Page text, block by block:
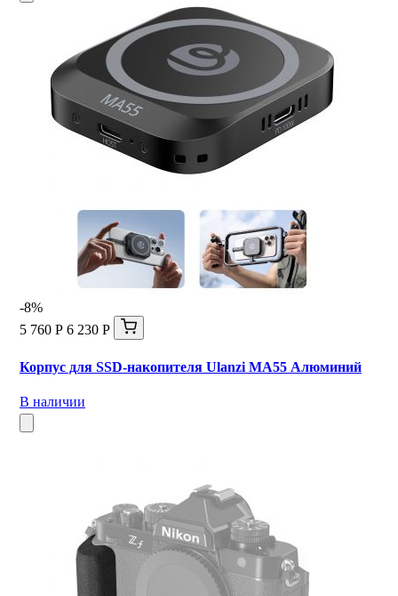
-8%
5 760 Р 6 230 Р
Корпус для SSD-накопителя Ulanzi MA55 Алюминий
В наличии